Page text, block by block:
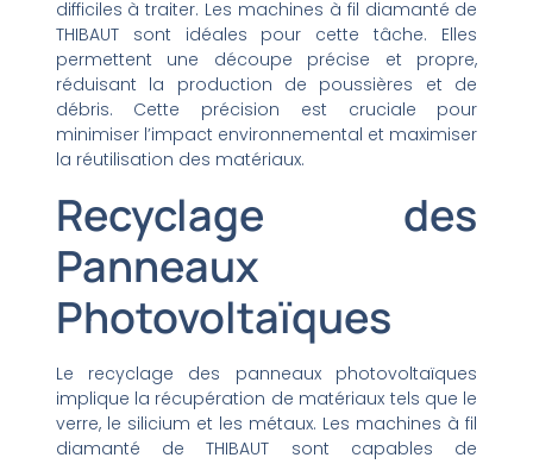
difficiles à traiter. Les machines à fil diamanté de
THIBAUT sont idéales pour cette tâche. Elles
permettent une découpe précise et propre,
réduisant la production de poussières et de
débris. Cette précision est cruciale pour
minimiser l’impact environnemental et maximiser
la réutilisation des matériaux.
Recyclage des
Panneaux
Photovoltaïques
Le recyclage des panneaux photovoltaïques
implique la récupération de matériaux tels que le
verre, le silicium et les métaux. Les machines à fil
diamanté de THIBAUT sont capables de